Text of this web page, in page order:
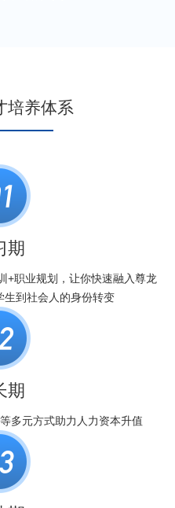
培养体系
期
业规划，让你快速融入尊龙
现学生到社会人的身份转变
期
多元方式助力人力资本升值